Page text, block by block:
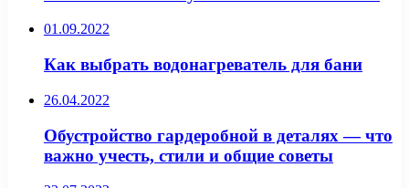
01.09.2022
Как выбрать водонагреватель для бани
26.04.2022
Обустройство гардеробной в деталях — что
важно учесть, стили и общие советы